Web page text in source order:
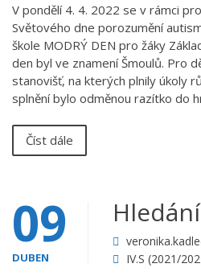
V pondělí 4. 4. 2022 se v rámci
Světového dne porozumění
škole MODRÝ DEN pro žáky
den byl ve znamení Šmoulů. Pro
stanovišť, na kterých plnily úkoly
splnění bylo odměnou razítko do
Číst dále
09
DUBEN
IV.S (2021/